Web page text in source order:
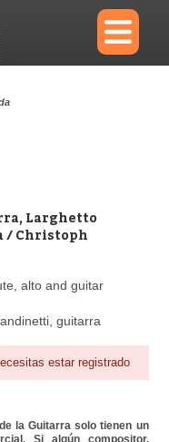
×
Reproductor
Larghetto
/ Christoph
alto and guitar
guitarra
estar registrado
la Guitarra solo tienen un
Si algún compositor,